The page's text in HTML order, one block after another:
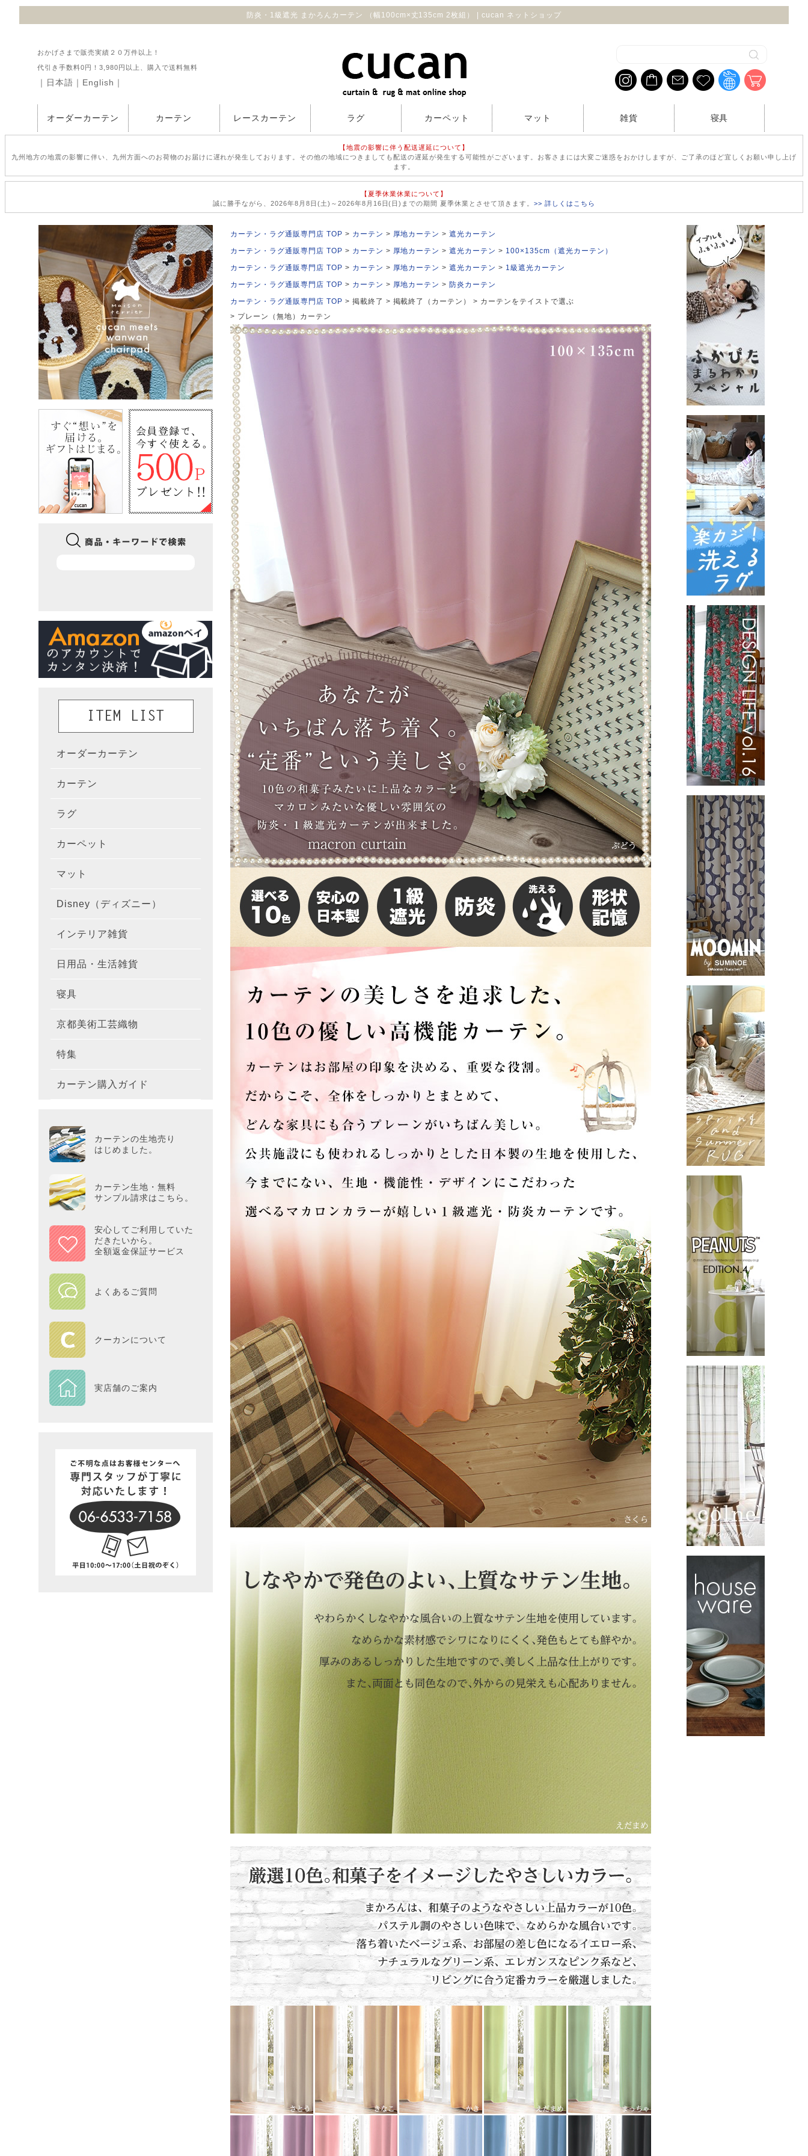
防炎・1級遮光 まかろんカーテン （幅100cm×丈135cm 2枚組） | cucan ネットショップ
おかげさまで販売実績２０万件以上！
代引き手数料0円！3,980円以上、購入で送料無料
｜ 日本語 ｜ English ｜
オーダーカーテン カーテン レースカーテン ラグ カーペット マット 雑貨 寝具
【地震の影響に伴う配送遅延について】
九州地方の地震の影響に伴い、九州方面へのお荷物のお届けに遅れが発生しております。その他の地域につきましても配送の遅延が発生する可能性がございます。お客さまには大変ご迷惑をおかけしますが、ご了承のほど宜しくお願い申し上げ
ます。
【夏季休業休業について】
誠に勝手ながら、2026年8月8日(土)～2026年8月16日(日)までの期間 夏季休業とさせて頂きます。>> 詳しくはこちら
オーダーカーテン かんたん！オーダー注文へ
カーテンサイズの測り方
カーテン生地 無料サンプル
DESIGN LIFE
NEXTHOME
colne
防炎
カーテン 既製カーテン
遮光カーテン
100×135cm（遮光カーテン）
100×178cm（遮光カーテン）
100×200cm（遮光カーテン）
厚地カーテン
100×135cm（厚地カーテン）
100×178cm（厚地カーテン）
100×200cm（厚地カーテン）
レースカーテン
100×133cm(レースカーテン)
100×176cm(レースカーテン)
カーテンを機能で選ぶ
1級遮光カーテン
ミラーレースカーテン
遮熱レースカーテン
防炎レースカーテン
モダン柄(厚地カーテン)
無地・無地調(厚地カーテン)
花・植物柄(レースカーテン)
無地・無地調(レースカーテン)
カーテン生地 無料サンプル
DESIGN LIFE
colne
カーテンデザイン一覧
既成カーテンサイズの選び方
ラグ ラグをサイズで選ぶ
100×140cm程度
140×200cm程度
170×220cm程度
200×200cm程度
200×250cm程度
220×250cm程度
100×100cm（円形）
150×150cm（円形）
200×200cm（円形）
その他のサイズ
ラグを機能で選ぶ
床暖房/ホットカーペット対応
防音ラグ
防炎ラグ
防ダニラグ
アレルゲン抑制ラグ
消臭ラグ
洗えるラグ
滑り止め加工ラグ
冷感・涼感ラグ
吸湿・発熱ラグ
ラグのサイズの選び方
ラグの選び方講座
ラグのお手入れ方法
カーペット カーペットをサイズで選ぶ
176×176cm（江戸間2畳）
176×261cm（江戸間3畳）
261×261cm（江戸間4.5畳）
261×352cm（江戸間6畳）
352×352cm（江戸間8畳）
191×191cm（本間2畳）
191×286cm（本間3畳）
286×286cm（本間4.5畳）
286×382cm（本間6畳）
タイルカーペット
カーペットのサイズの選び方
カーペットの選び方講座
カーペットのお手入れ方法
カーペットデザイン一覧
マット 玄関マット
約45×75cm
約50×80cm
約55×85cm
約60×90cm
約70×120cm
円形・変形サイズ
キッチンマット
約45×60cm
約45×120cm
約45×180cm
約45×240cm
約45×270cm
マットを機能で選ぶ
洗えるマット
滑り止め加工
マットのお手入れ方法
マットデザイン一覧
Disney（ディズニー） オーダーカーテン
カーテン
ラグ
マット
キャラクターで選ぶ
ミッキー／MICKEY
プー／POOH
アリス／ALICE
ディズニープリンセス／DISNEY PRINCESS
プレミアムコレクション
インテリア雑貨 クッションカバー
スリッパ
トイレタリー
布・生地
日用品・生活雑貨 キッチン収納・ラック
キッチン小物
リビング用品
バス・トイレ・ランドリー
シリーズで選ぶ
Tower タワー
Tosca トスカ
KINTO キントー
寝具 布団カバー
敷きパッド
京都美術工芸織物 風呂敷
革小物
特集
MOOMIN（ムーミン）
PEANUTS（ピーナッツ）
Saana ja Olli（サーナヤオッリ）
Disney（ディズニー）
HOME
DESIGN LIFE
Piece
NEXTHOME
BIG SIZE RUG
在庫一掃アウトレット
カーテン購入ガイド
カーテンサイズの選び方
カーテンの形状記憶加工
遮光カーテンとは？
ミラーレースカーテンとは？
カーテンの生地売り
はじめました。
カーテン生地・無料
サンプル請求はこちら。
安心してご利用していた
だきたいから。
全額返金保証サービス
よくあるご質問
クーカンについて
実店舗のご案内
カーテン・ラグ通販専門店 TOP カーテン 厚地カーテン
遮光カーテン
カーテン・ラグ通販専門店 TOP
カーテン 厚地カーテン 遮光カーテン
100×135cm（遮光カーテン）
カーテン・ラグ通販専門店 TOP
カーテン 厚地カーテン 遮光カーテン
1級遮光カーテン
カーテン・ラグ通販専門店 TOP
カーテン 厚地カーテン
防炎カーテン
カーテン・ラグ通販専門店 TOP
掲載終了 掲載終了（カーテン）
カーテンをテイストで選ぶ
プレーン（無地）カーテン